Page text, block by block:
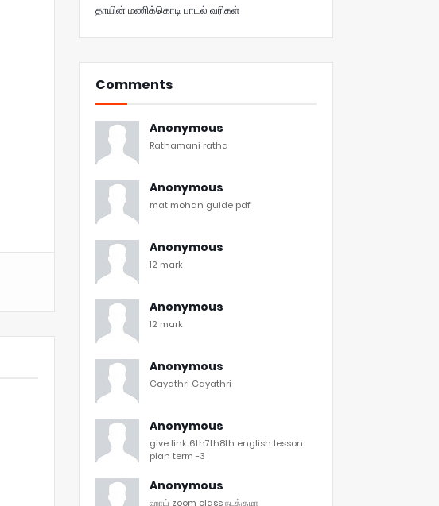
தாயின் மணிக்கொடி பாடல் வரிகள்
Comments
Anonymous
Rathamani ratha
Anonymous
mat mohan guide pdf
Anonymous
12 mark
Anonymous
12 mark
Anonymous
Gayathri Gayathri
Anonymous
give link 6th7th8th english lesson
plan term -3
Anonymous
ஹாய் zoom class நடக்குமா